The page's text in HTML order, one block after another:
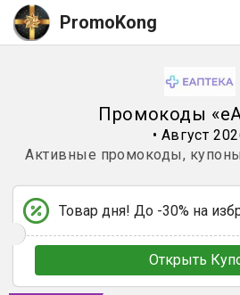
PromoKong
Промокоды «
• Август
Активные промокоды,
Товар дня! До -30% на
Открыть